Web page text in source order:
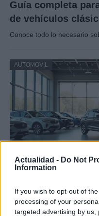
Actualidad - Do Not
Information
If you wish to opt-out of
processing of your
targeted advertising by
Guía completa
de vehículos
Conoce todo lo necesario
AUTOMOVIL
transformando el
en España